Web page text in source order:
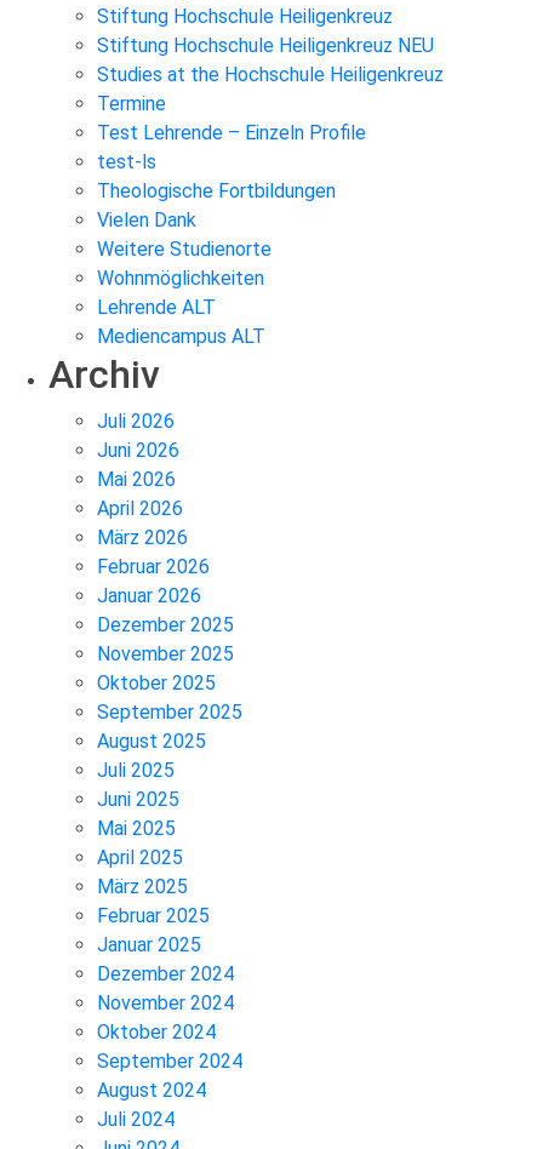
Stiftung Hochschule Heiligenkreuz
Stiftung Hochschule Heiligenkreuz NEU
Studies at the Hochschule Heiligenkreuz
Termine
Test Lehrende – Einzeln Profile
test-ls
Theologische Fortbildungen
Vielen Dank
Weitere Studienorte
Wohnmöglichkeiten
Lehrende ALT
Mediencampus ALT
Archiv
Juli 2026
Juni 2026
Mai 2026
April 2026
März 2026
Februar 2026
Januar 2026
Dezember 2025
November 2025
Oktober 2025
September 2025
August 2025
Juli 2025
Juni 2025
Mai 2025
April 2025
März 2025
Februar 2025
Januar 2025
Dezember 2024
November 2024
Oktober 2024
September 2024
August 2024
Juli 2024